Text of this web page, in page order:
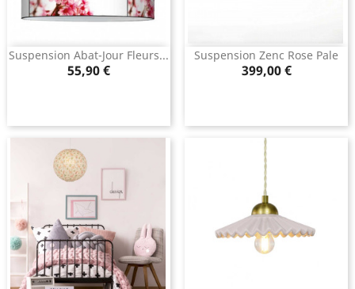
Suspension Abat-Jour Fleurs...
Prix
55,90 €
Suspension Zenc Rose Pale
Prix
399,00 €